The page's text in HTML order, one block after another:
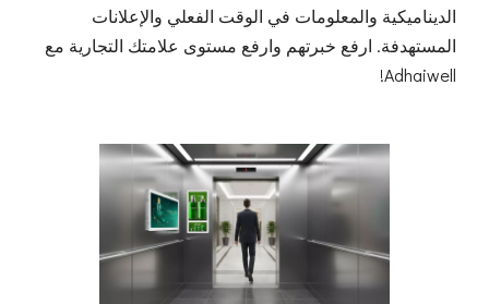
الديناميكية والمعلومات في الوقت الفعلي والإعلانات
المستهدفة. ارفع خبرتهم وارفع مستوى علامتك التجارية مع
Adhaiwell!